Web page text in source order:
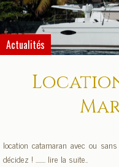
Actualités
location catamaran avec ou
décidez ! ........ lire la suite..